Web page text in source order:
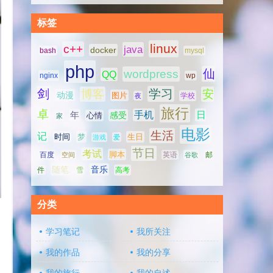
标签
bash c++ docker java linux mysql
nginx php QQ wordpress wp
仙
剑
动漫 博客 图片 夜 学习 学校
安
卓
家 年 心情 感受 手机 旅行 日
记 时间 梦 游戏 爱 生日 生活 电影
百度 空间 考试 脚本 节日 英语 谷歌 邮
件 随笔 雪 音乐 高考
分类
学习笔记 我所关注
我的作品 我的分享